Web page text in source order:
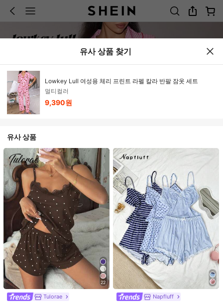
유사 상품 찾기
Lowkey Lull 여성용 체리 프린트 라펠 칼라 반팔 잠옷 세트
멀티컬러
9,390원
유사 상품
22
Tulorae Napfluff